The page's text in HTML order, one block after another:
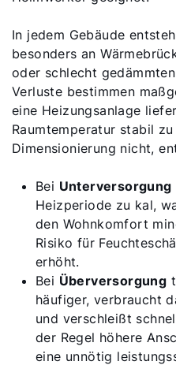
In jedem Gebäude
besonders an
oder schlecht
Verluste bestimmen
eine Heizungsanlage
Raumtemperatur stabil
Dimensionierung nicht,
Bei Unterversorgung
Heizperiode zu kal,
den Wohnkomfort
Risiko für
erhöht.
Bei Überversorgung
häufiger, verbraucht
und verschleißt
der Regel höhere
eine unnötig